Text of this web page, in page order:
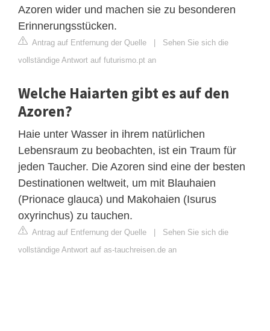
Azoren wider und machen sie zu besonderen
Erinnerungsstücken.
Antrag auf Entfernung der Quelle | Sehen Sie sich die
vollständige Antwort auf futurismo.pt an
Welche Haiarten gibt es auf den
Azoren?
Haie unter Wasser in ihrem natürlichen
Lebensraum zu beobachten, ist ein Traum für
jeden Taucher. Die Azoren sind eine der besten
Destinationen weltweit, um mit Blauhaien
(Prionace glauca) und Makohaien (Isurus
oxyrinchus) zu tauchen.
Antrag auf Entfernung der Quelle | Sehen Sie sich die
vollständige Antwort auf as-tauchreisen.de an